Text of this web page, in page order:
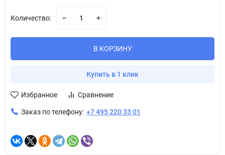
Количество:
В КОРЗИНУ
Купить в 1 клик
Избранное Сравнение
Заказ по телефону: +7 495 220 33 01